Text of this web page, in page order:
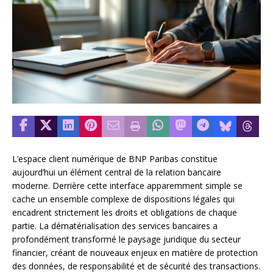
L’espace client numérique de BNP Paribas constitue
aujourd’hui un élément central de la relation bancaire
moderne. Derrière cette interface apparemment simple se
cache un ensemble complexe de dispositions légales qui
encadrent strictement les droits et obligations de chaque
partie. La dématérialisation des services bancaires a
profondément transformé le paysage juridique du secteur
financier, créant de nouveaux enjeux en matière de protection
des données, de responsabilité et de sécurité des transactions.